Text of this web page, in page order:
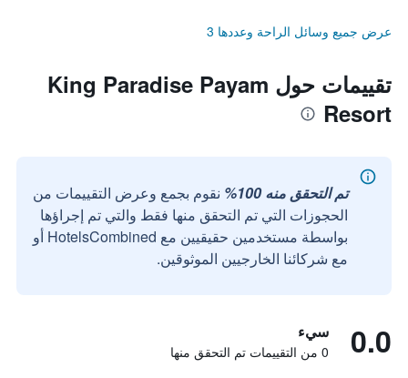
عرض جميع وسائل الراحة وعددها 3
تقييمات حول King Paradise Payam
Resort
تم التحقق منه 100%
نقوم بجمع وعرض التقييمات من
الحجوزات التي تم التحقق منها فقط والتي تم إجراؤها
بواسطة مستخدمين حقيقيين مع HotelsCombined أو
مع شركائنا الخارجيين الموثوقين.
0.0 سيء
0 من التقييمات تم التحقق منها